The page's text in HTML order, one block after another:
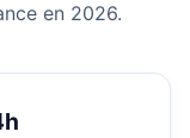
en 2026.